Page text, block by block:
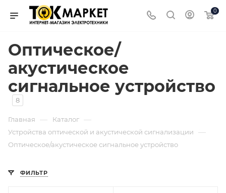
0
Оптическое/
акустическое
сигнальное устройство
8
Главная — Каталог —
Устройства оптической и акустической сигнализации —
Оптическое/акустическое сигнальное устройство
ФИЛЬТР